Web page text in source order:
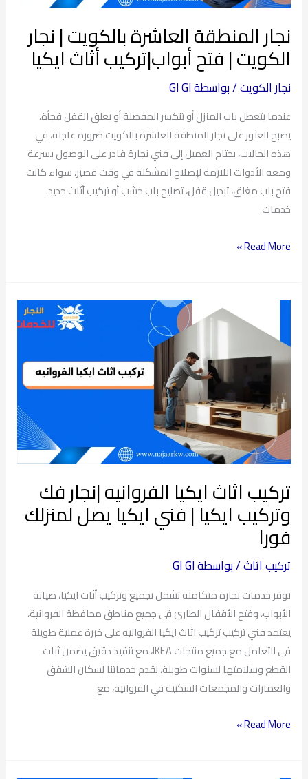
نجار المنطقة العاشرة بالكويت | نجار
الكويت | فتح أبواب|تركيب أثاث ايكيا
نجار الكويت/ بواسطةGI GI
عندما يتعطل باب المنزل أو تنكسر المفصلة أو يعلق القفل فجأة،
يصبح العثور على نجار المنطقة العاشرة بالكويت ضرورة عاجلة، في
هذه الحالات، يحتاج العميل إلى فني نجارة قادر على الوصول بسرعة
ومعه الأدوات اللازمة لإصلاح المشكلة في وقت قصير، سواء كانت
فتح باب مغلق، تبديل قفل، تصليح باب خشب أو تركيب أثاث جديد.
خدمات
تركيب
أثاث
Read More »
تركيب اثاث ايكيا الفروانيه |نجار فك
وتركيب ايكيا | فني ايكيا يصل لمنزلك
فورا
تركيب اثاث/ بواسطةGI GI
نوفر خدمات نجارة متكاملة تشمل تجميع وتركيب أثاث ايكيا، صيانة
الأبواب، وفتح الأقفال الطارئ في جميع مناطق محافظة الفروانية،
يعتمد فني تركيب تركيب اثاث ايكيا الفروانيه على خبرة عملية طويلة
في التعامل مع جميع منتجات IKEA، مع تنفيذ دقيق يضمن ثبات
القطع وسلامتها لسنوات طويلة، نقدم خدماتنا لسكان الشقق
والعمارات والمجمعات السكنية في الفروانية، مع
ايكيا
الفروانيه
نجار
فك
وتركيب
ايكيا
فني
ايكيا
يصل
لمنزلك
فورا
Read More »